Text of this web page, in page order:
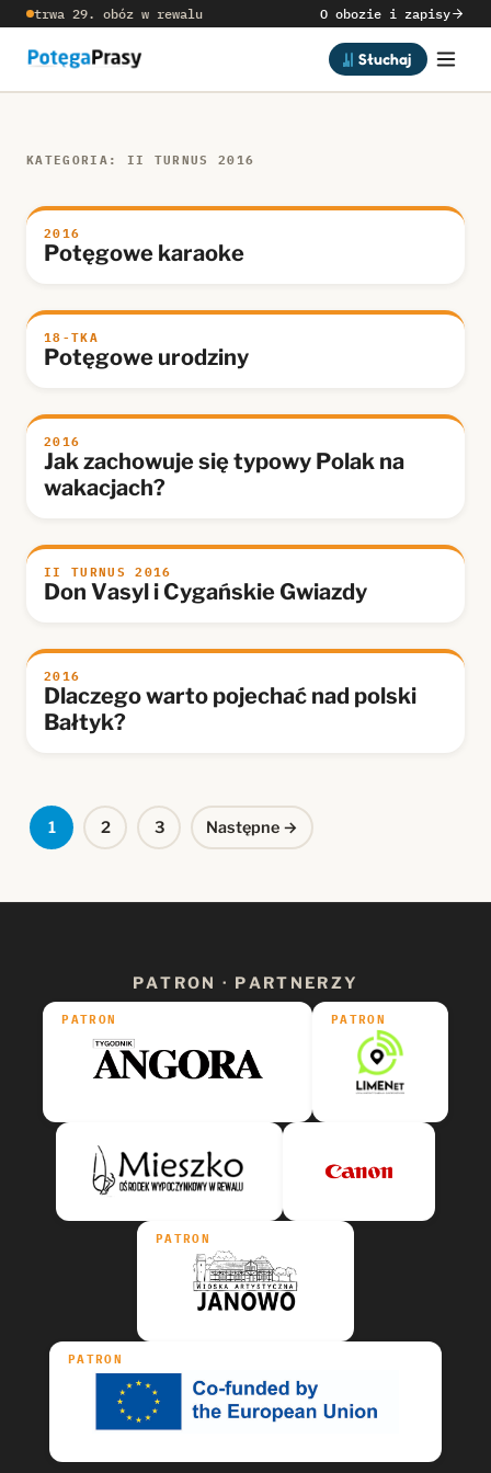
trwa 29. obóz w rewalu O obozie i zapisy
Słuchaj
KATEGORIA: II TURNUS 2016
2016
Potęgowe karaoke
18-TKA
Potęgowe urodziny
2016
Jak zachowuje się typowy Polak na
wakacjach?
II TURNUS 2016
Don Vasyl i Cygańskie Gwiazdy
2016
Dlaczego warto pojechać nad polski
Bałtyk?
Stronicowanie
1 2 3 Następne →
PATRON · PARTNERZY
PATRON PATRON
PATRON
PATRON